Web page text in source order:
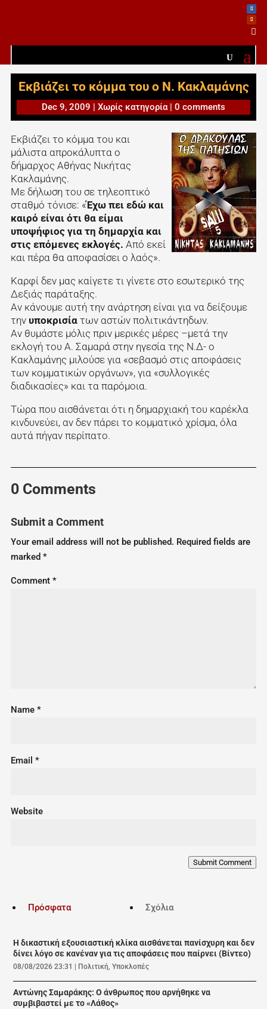

Εκβιάζει το κόμμα του ο Ν. Κακλαμάνης
Dec 9, 2009 | Χωρίς κατηγορία| 0 comments
Εκβιάζει το κόμμα του και
μάλιστα απροκάλυπτα ο
δήμαρχος Αθήνας Νικήτας
Κακλαμάνης.
Με δήλωση του σε τηλεοπτικό
σταθμό τόνισε: «Έχω πει εδώ και
καιρό είναι ότι θα είμαι
υποψήφιος για τη δημαρχία και
στις επόμενες εκλογές. Από εκεί
και πέρα θα αποφασίσει ο λαός».
Καρφί δεν μας καίγετε τι γίνετε στο εσωτερικό της
Δεξιάς παράταξης.
Αν κάνουμε αυτή την ανάρτηση είναι για να δείξουμε
την υποκρισίατων αστών πολιτικάντηδων.
Αν θυμάστε μόλις πριν μερικές μέρες –μετά την
εκλογή του Α. Σαμαρά στην ηγεσία της Ν.Δ- ο
Κακλαμάνης μιλούσε για «σεβασμό στις αποφάσεις
των κομματικών οργάνων», για «συλλογικές
διαδικασίες» και τα παρόμοια.
Τώρα που αισθάνεται ότι η δημαρχιακή του καρέκλα
κινδυνεύει, αν δεν πάρει το κομματικό χρίσμα, όλα
αυτά πήγαν περίπατο.
0 Comments
Submit a Comment
Your email address will not be published. Required fields are
marked *
Comment *
Name *
Email *
Website
Submit Comment
Πρόσφατα Σχόλια
Η δικαστική εξουσιαστική κλίκα αισθάνεται πανίσχυρη και δεν
δίνει λόγο σε κανέναν για τις αποφάσεις που παίρνει (Βίντεο)
08/08/2026 23:31 | Πολιτική ,Υποκλοπές
Αντώνης Σαμαράκης: Ο άνθρωπος που αρνήθηκε να
συμβιβαστεί με το «Λάθος»